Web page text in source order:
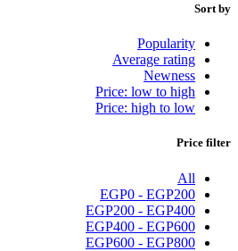
Sort by
Popularity
Average rating
Newness
Price: low to high
Price: high to low
Price filter
All
EGP0 - EGP200
EGP200 - EGP400
EGP400 - EGP600
EGP600 - EGP800